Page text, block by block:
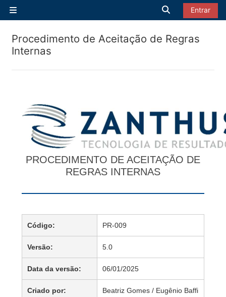
Painel lateral
Alternar
Entrar
Procedimento de Aceitação de Regras
Internas
PROCEDIMENTO DE ACEITAÇÃO DE
REGRAS INTERNAS
Código: PR-009
Versão: 5.0
Data da versão: 06/01/2025
Criado por: Beatriz Gomes / Eugênio Baffi